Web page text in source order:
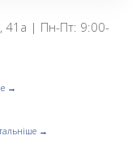
41а | Пн-Пт: 9:00-
→
→